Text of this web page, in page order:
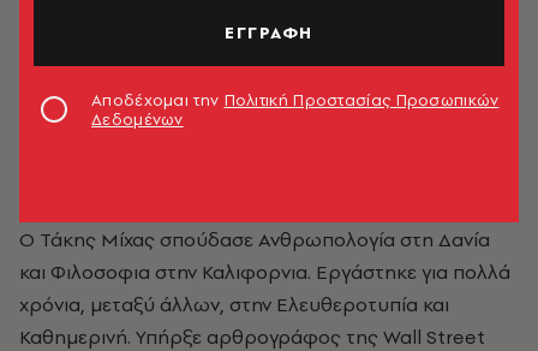
Ο Τάκης Μίχας σπούδασε Ανθρωπολογία στη Δανία
και Φιλοσοφια στην Καλιφορνια. Εργάστηκε για πολλά
χρόνια, μεταξύ άλλων, στην Ελευθεροτυπία και
Καθημερινή. Υπήρξε αρθρογράφος της Wall Street
ΕΓΓΡΑΦΗ
Αποδέχομαι την Πολιτική Προστασίας Προσωπικών
Δεδομένων